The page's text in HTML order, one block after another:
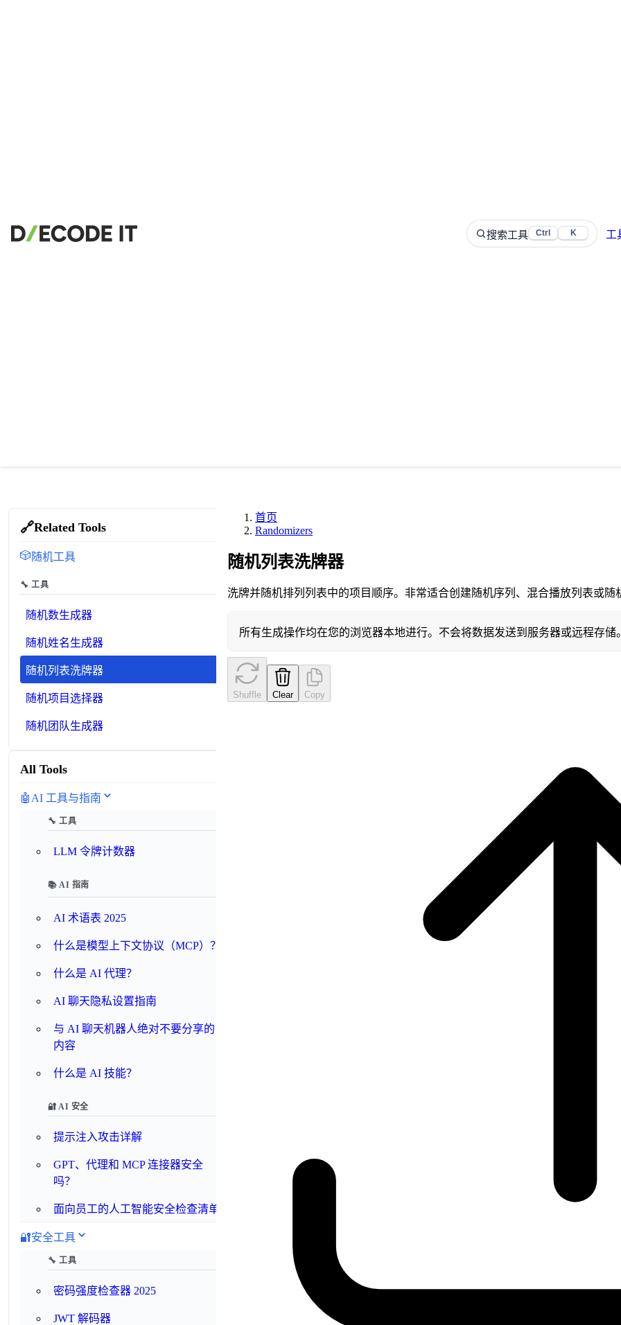
搜索工具 Ctrl K 工
🔗Related Tools
🎲随机工具
🔧 工具
随机数生成器
随机姓名生成器
随机列表洗牌器
随机项目选择器
随机团队生成器
All Tools
🤖 AI 工具与指南
🔧 工具
LLM 令牌计数器
📚 AI 指南
AI 术语表 2025
什么是模型上下文协议（MCP）？
什么是 AI 代理？
AI 聊天隐私设置指南
与 AI 聊天机器人绝对不要分享的
内容
什么是 AI 技能？
🔐 AI 安全
提示注入攻击详解
GPT、代理和 MCP 连接器安全
吗？
面向员工的人工智能安全检查清单
🔐安全工具
🔧 工具
密码强度检查器 2025
JWT 解码器
首页
Randomizers
随机列表洗牌器
洗牌并随机排列列表中的项目顺序。非常适合创建随机序列、混合播放列表或随
所有生成操作均在您的浏览器本地进行。不会将数据发送到服务器或远程存储
Shuffle Clear Copy